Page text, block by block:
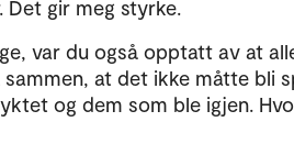
Det gir meg styrke.
var du også opptatt av at
at det ikke måtte bli
og dem som ble igjen.